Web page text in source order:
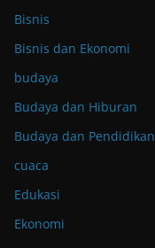
Bisnis
Bisnis dan Ekonomi
budaya
Budaya dan Hiburan
Budaya dan Pendidikan
cuaca
Edukasi
Ekonomi